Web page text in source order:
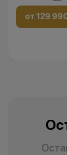
от 129